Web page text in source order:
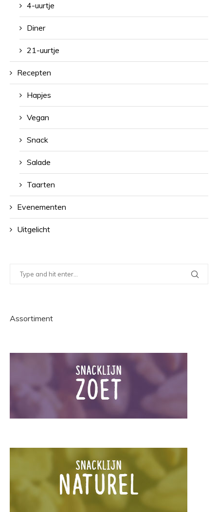
4-uurtje
Diner
21-uurtje
Recepten
Hapjes
Vegan
Snack
Salade
Taarten
Evenementen
Uitgelicht
Assortiment